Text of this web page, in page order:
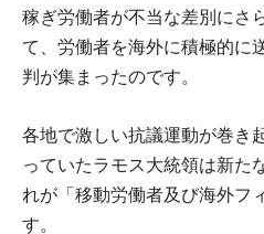
稼ぎ労働者が不当な差別にさ
て、労働者を海外に積極的に
判が集まったのです。
各地で激しい抗議運動が巻き
っていたラモス大統領は新た
れが「移動労働者及び海外フ
す。